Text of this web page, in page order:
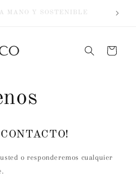
WITH CODE ECO10
Carrito
o responderemos cualquier